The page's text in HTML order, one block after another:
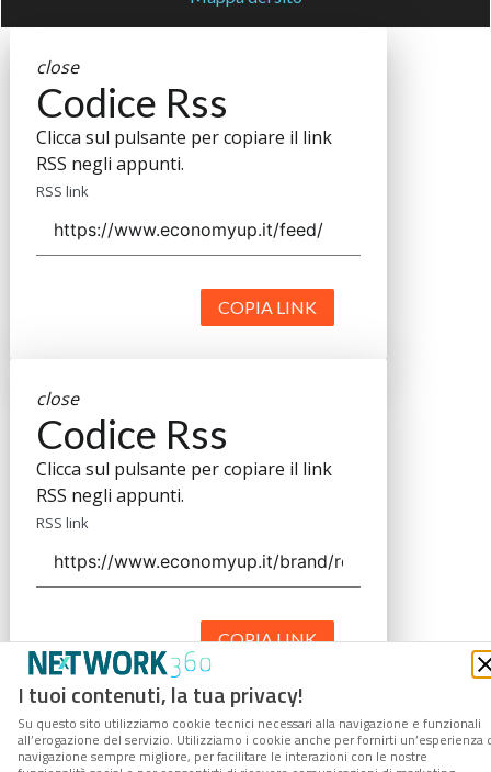
I tuoi contenuti, la tua privacy!
Su questo sito utilizziamo cookie tecnici necessari alla navigazione e funzionali
all’erogazione del servizio. Utilizziamo i cookie anche per fornirti un’esperienza
navigazione sempre migliore, per facilitare le interazioni con le nostre
close
Codice Rss
Clicca sul pulsante per copiare il link
RSS negli appunti.
RSS link
COPIA LINK
close
Codice Rss
Clicca sul pulsante per copiare il link
RSS negli appunti.
RSS link
COPIA LINK